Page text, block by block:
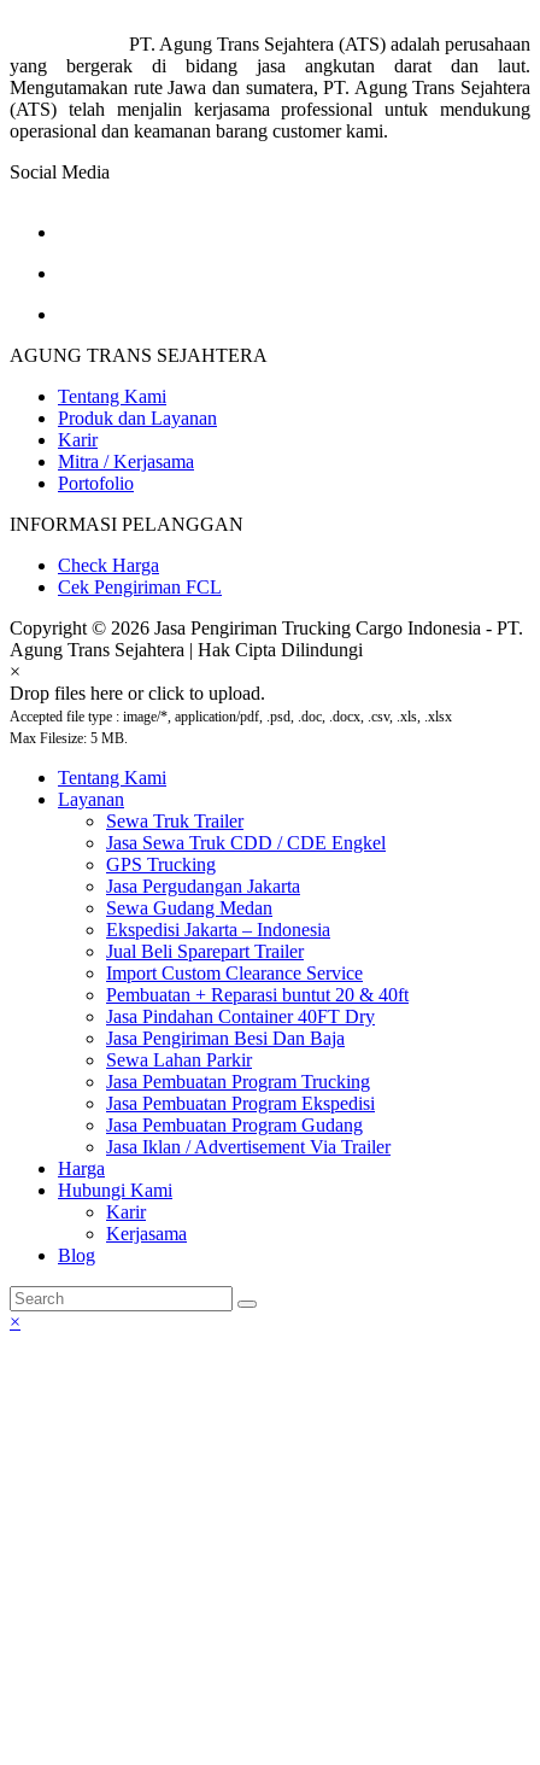
PT. Agung Trans Sejahtera (ATS) adalah perusahaan
yang bergerak di bidang jasa angkutan darat dan laut.
Mengutamakan rute Jawa dan sumatera, PT. Agung Trans Sejahtera
(ATS) telah menjalin kerjasama professional untuk mendukung
operasional dan keamanan barang customer kami.
Social Media
AGUNG TRANS SEJAHTERA
Tentang Kami
Produk dan Layanan
Karir
Mitra / Kerjasama
Portofolio
INFORMASI PELANGGAN
Check Harga
Cek Pengiriman FCL
Copyright © 2026 Jasa Pengiriman Trucking Cargo Indonesia - PT.
Agung Trans Sejahtera | Hak Cipta Dilindungi
×
Drop files here or click to upload.
Accepted file type : image/*, application/pdf, .psd, .doc, .docx, .csv, .xls, .xlsx
Max Filesize: 5 MB.
Tentang Kami
Layanan
Sewa Truk Trailer
Jasa Sewa Truk CDD / CDE Engkel
GPS Trucking
Jasa Pergudangan Jakarta
Sewa Gudang Medan
Ekspedisi Jakarta – Indonesia
Jual Beli Sparepart Trailer
Import Custom Clearance Service
Pembuatan + Reparasi buntut 20 & 40ft
Jasa Pindahan Container 40FT Dry
Jasa Pengiriman Besi Dan Baja
Sewa Lahan Parkir
Jasa Pembuatan Program Trucking
Jasa Pembuatan Program Ekspedisi
Jasa Pembuatan Program Gudang
Jasa Iklan / Advertisement Via Trailer
Harga
Hubungi Kami
Karir
Kerjasama
Blog
×